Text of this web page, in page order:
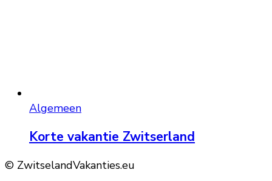
Algemeen
Korte vakantie Zwitserland
© ZwitselandVakanties.eu